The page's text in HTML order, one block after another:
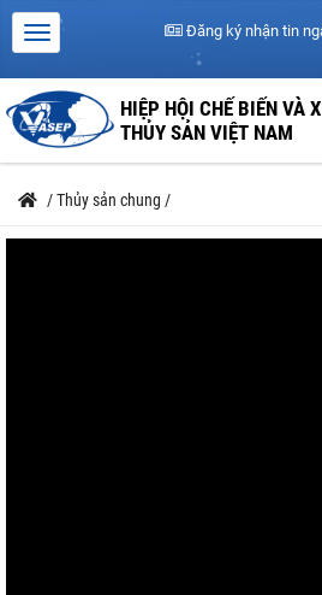
Đăng ký nhận tin
HIỆP HỘI CHẾ BIẾN VÀ
THỦY SẢN VIỆT NAM
/Thủy sản chung /